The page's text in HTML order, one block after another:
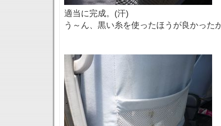
適当に完成。(汗)
う～ん、黒い糸を使ったほうが良かった